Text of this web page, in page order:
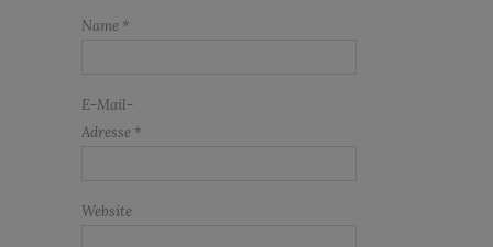
Name *
E-Mail-
Adresse *
Website